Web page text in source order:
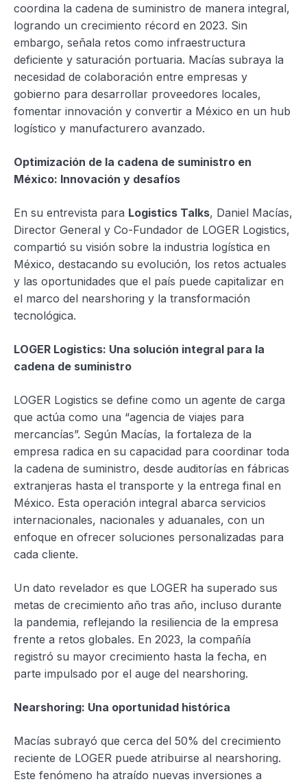
coordina la cadena de suministro de manera integral,
logrando un crecimiento récord en 2023. Sin
embargo, señala retos como infraestructura
deficiente y saturación portuaria. Macías subraya la
necesidad de colaboración entre empresas y
gobierno para desarrollar proveedores locales,
fomentar innovación y convertir a México en un hub
logístico y manufacturero avanzado.
Optimización de la cadena de suministro en
México: Innovación y desafíos
En su entrevista para Logistics Talks, Daniel Macías,
Director General y Co-Fundador de LOGER Logistics,
compartió su visión sobre la industria logística en
México, destacando su evolución, los retos actuales
y las oportunidades que el país puede capitalizar en
el marco del nearshoring y la transformación
tecnológica.
LOGER Logistics: Una solución integral para la
cadena de suministro
LOGER Logistics se define como un agente de carga
que actúa como una “agencia de viajes para
mercancías”. Según Macías, la fortaleza de la
empresa radica en su capacidad para coordinar toda
la cadena de suministro, desde auditorías en fábricas
extranjeras hasta el transporte y la entrega final en
México. Esta operación integral abarca servicios
internacionales, nacionales y aduanales, con un
enfoque en ofrecer soluciones personalizadas para
cada cliente.
Un dato revelador es que LOGER ha superado sus
metas de crecimiento año tras año, incluso durante
la pandemia, reflejando la resiliencia de la empresa
frente a retos globales. En 2023, la compañía
registró su mayor crecimiento hasta la fecha, en
parte impulsado por el auge del nearshoring.
Nearshoring: Una oportunidad histórica
Macías subrayó que cerca del 50% del crecimiento
reciente de LOGER puede atribuirse al nearshoring.
Este fenómeno ha atraído nuevas inversiones a